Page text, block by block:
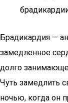
Брадикардия —
замедленное
долго
Чуть замедлить
ночью, когда он